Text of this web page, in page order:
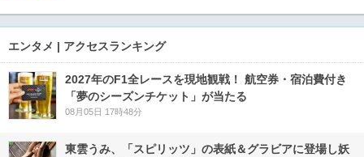
エンタメ | アクセスランキング
2027年のF1全レースを現地観戦！ 航空券・宿泊費付き
「夢のシーズンチケット」が当たる
08月05日 17時48分
東雲うみ、「スピリッツ」の表紙＆グラビアに登場し妖